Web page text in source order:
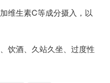
维生素C等成分摄入，以
饮酒、久站久坐、过度性